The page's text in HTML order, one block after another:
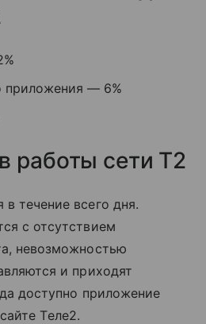
приложения — 6%
работы сети T2
течение всего дня.
с отсутствием
невозможностью
и приходят
доступно приложение
Tеле2.